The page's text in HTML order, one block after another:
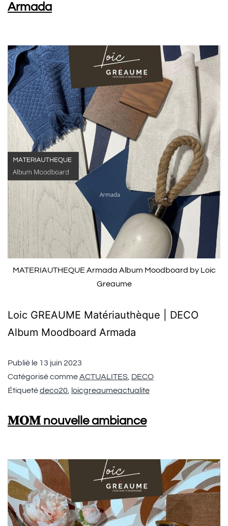
Armada
MATERIAUTHEQUE Armada Album Moodboard by Loic
Greaume
Loic GREAUME Matériauthèque | DECO
Album Moodboard Armada
Publié le 13 juin 2023
Catégorisé commeACTUALITES DECO
Étiquetédeco20 loicgreaumeactualite
𝐌𝐎𝐌 nouvelle ambiance